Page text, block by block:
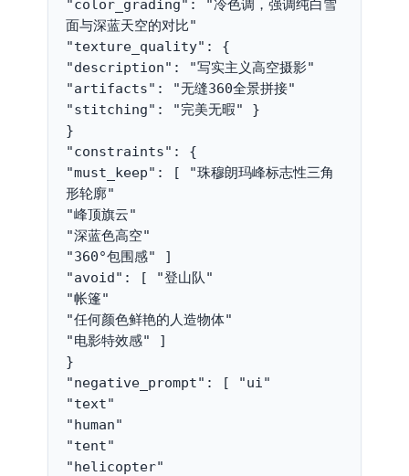
"color_grading": "冷色调，强调纯白雪
面与深蓝天空的对比"
"texture_quality": {
"description": "写实主义高空摄影"
"artifacts": "无缝360全景拼接"
"stitching": "完美无暇" }
}
"constraints": {
"must_keep": [ "珠穆朗玛峰标志性三角
形轮廓"
"峰顶旗云"
"深蓝色高空"
"360°包围感" ]
"avoid": [ "登山队"
"帐篷"
"任何颜色鲜艳的人造物体"
"电影特效感" ]
}
"negative_prompt": [ "ui"
"text"
"human"
"tent"
"helicopter"